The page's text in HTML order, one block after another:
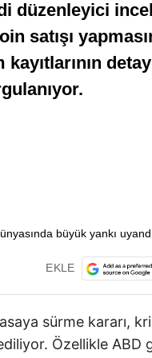
düzenleyici
satışı
EKLE
sürme kararı,
Özellikle ABD